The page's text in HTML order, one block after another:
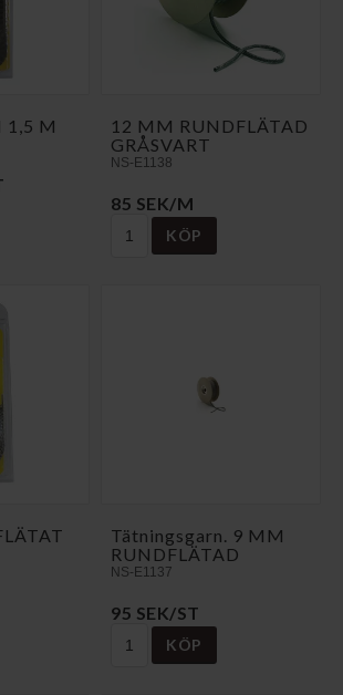
1,5 M
12 MM RUNDFLÄTAD
GRÅSVART
NS-E1138
85 SEK/M
KÖP
Tätningsgarn. 9 MM
RUNDFLÄTAD
NS-E1137
95 SEK/ST
KÖP